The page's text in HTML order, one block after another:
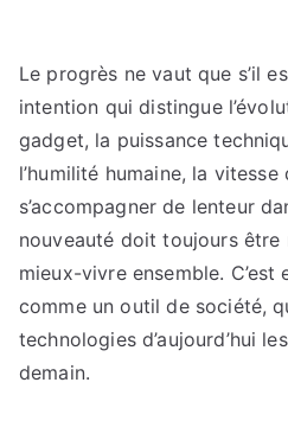
Le progrès ne vaut que s’il
intention qui distingue
gadget, la puissance
l’humilité humaine, la vitesse
s’accompagner de lenteur
nouveauté doit toujours être
mieux-vivre ensemble. C’est
comme un outil de société,
technologies d’aujourd’hui
demain.